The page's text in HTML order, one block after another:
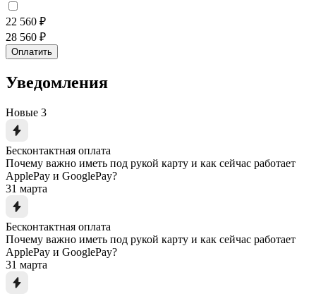
22 560 ₽
28 560 ₽
Оплатить
Уведомления
Новые 3
Бесконтактная оплата
Почему важно иметь под рукой карту и как сейчас работает
ApplePay и GooglePay?
31 марта
Бесконтактная оплата
Почему важно иметь под рукой карту и как сейчас работает
ApplePay и GooglePay?
31 марта